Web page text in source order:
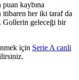
kaybına
itibaren her iki taraf da
Gollerin geleceği bir
için Serie A canli